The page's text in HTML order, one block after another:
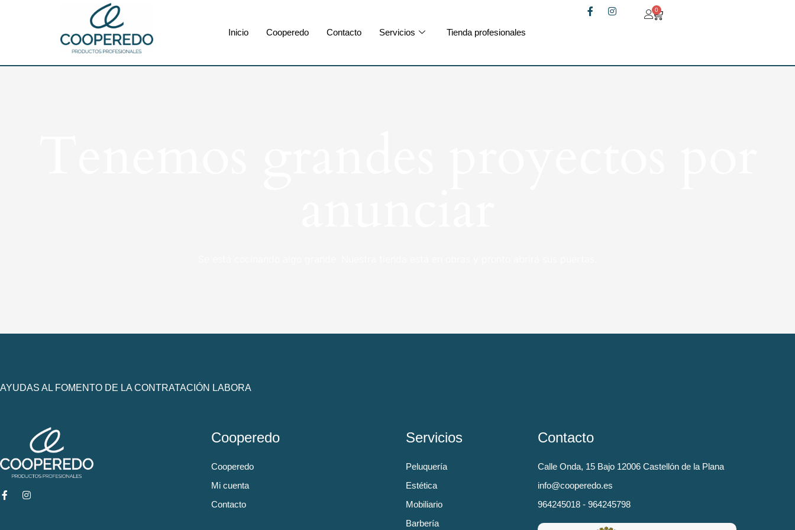
Inicio Cooperedo Contacto Servicios Tienda profesionales
0
AYUDAS AL FOMENTO DE LA CONTRATACIÓN LABORA
Cooperedo
Cooperedo
Mi cuenta
Contacto
Servicios
Peluquería
Estética
Mobiliario
Barbería
Contacto
Calle Onda, 15 Bajo 12006 Castellón de la Plana
info@cooperedo.es
964245018 - 964245798